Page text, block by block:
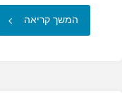
המשך קריאה